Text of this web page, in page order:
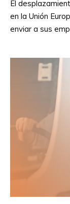
El
en la Unión
enviar a sus